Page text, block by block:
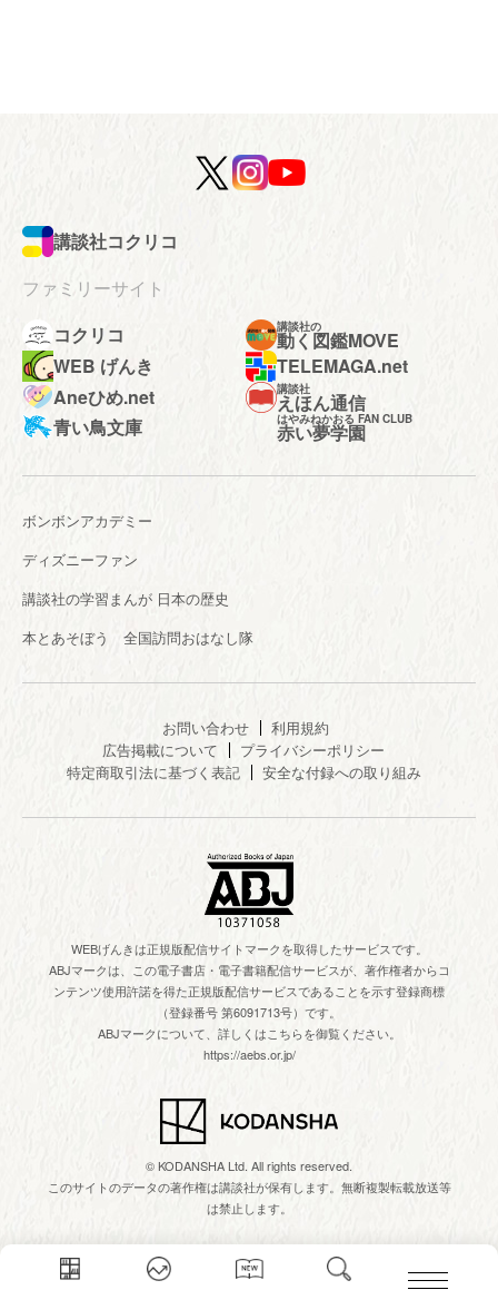
講談社コクリコ
ファミリーサイト
コクリコ
講談社の
動く図鑑MOVE
WEB げんき
TELEMAGA.net
Aneひめ.net
講談社
えほん通信
青い鳥文庫
はやみねかおる FAN CLUB
赤い夢学園
ボンボンアカデミー
ディズニーファン
講談社の学習まんが 日本の歴史
本とあそぼう 全国訪問おはなし隊
お問い合わせ
利用規約
広告掲載について
プライバシーポリシー
特定商取引法に基づく表記
安全な付録への取り組み
WEBげんきは正規版配信サイトマークを取得したサービスです。
ABJマークは、この電子書店・電子書籍配信サービスが、著作権者からコ
ンテンツ使用許諾を得た正規版配信サービスであることを示す登録商標
（登録番号 第6091713号）です。
ABJマークについて、詳しくはこちらを御覧ください。
https://aebs.or.jp/
© KODANSHA Ltd. All rights reserved.
このサイトのデータの著作権は講談社が保有します。無断複製転載放送等
は禁止します。